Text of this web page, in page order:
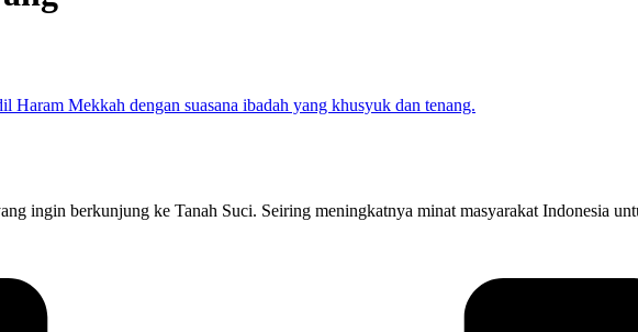
ingin berkunjung ke Tanah Suci. Seiring meningkatnya minat masyarakat Indonesia